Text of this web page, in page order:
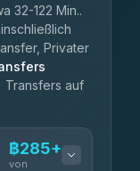
32-122 Min..
Privater
auf
฿285+
von